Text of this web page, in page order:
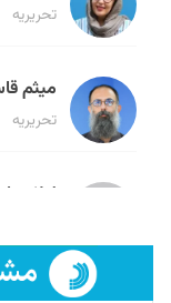
تحریریه
میثم
تحریریه
لیلا